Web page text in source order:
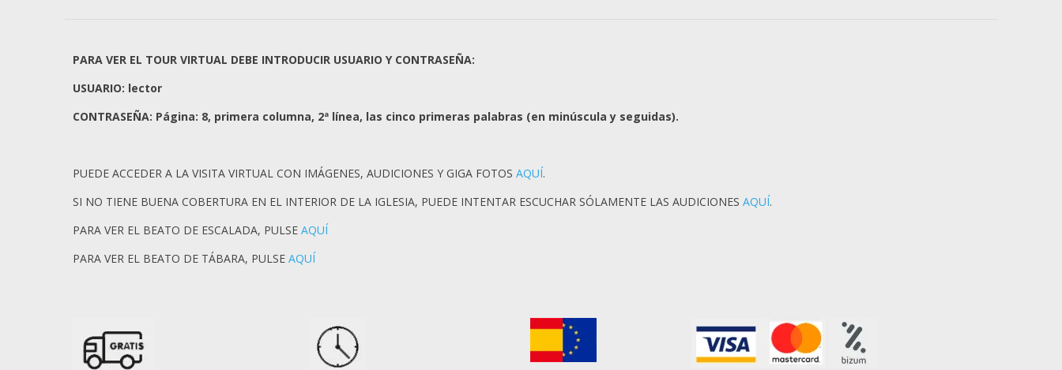
PARA VER EL TOUR VIRTUAL DEBE INTRODUCIR USUARIO Y CONTRASEÑA:
USUARIO: lector
CONTRASEÑA: Página: 8, primera columna, 2ª línea, las cinco primeras palabras (en minúscula y seguidas).
PUEDE ACCEDER A LA VISITA VIRTUAL CON IMÁGENES, AUDICIONES Y GIGA FOTOS AQUÍ.
SI NO TIENE BUENA COBERTURA EN EL INTERIOR DE LA IGLESIA, PUEDE INTENTAR ESCUCHAR SÓLAMENTE LAS AUDICIONES AQUÍ.
PARA VER EL BEATO DE ESCALADA, PULSE AQUÍ
PARA VER EL BEATO DE TÁBARA, PULSE AQUÍ